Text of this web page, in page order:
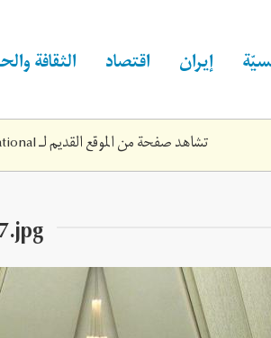
إيران اقتصاد الثقافة
تشاهد صفحة من الموقع القديم لـ Iran International لم تعد محدثة. قم بزيارة